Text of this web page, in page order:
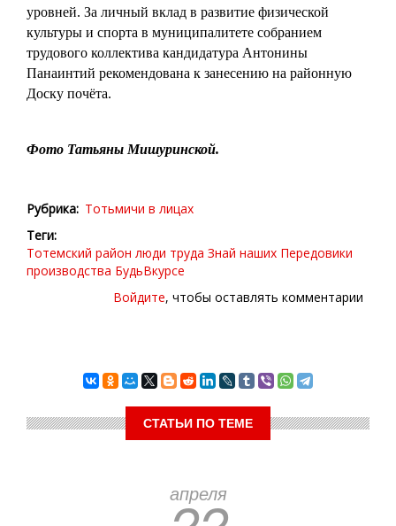
уровней. За личный вклад в развитие физической
культуры и спорта в муниципалитете собранием
трудового коллектива кандидатура Антонины
Панаинтий рекомендована к занесению на районную
Доску почёта.
Фото Татьяны Мишуринской.
Рубрика Тотьмичи в лицах
Теги
Тотемский район люди труда Знай наших Передовики
производства БудьВкурсе
Войдите, чтобы оставлять комментарии
СТАТЬИ ПО ТЕМЕ
апреля